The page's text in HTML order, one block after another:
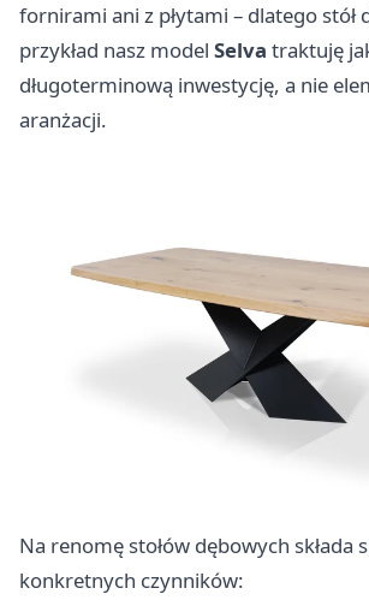
fornirami ani z płytami – dlatego stół
przykład nasz model Selva traktuję
długoterminową inwestycję, a nie
aranżacji.
Na renomę stołów dębowych składa
konkretnych czynników: